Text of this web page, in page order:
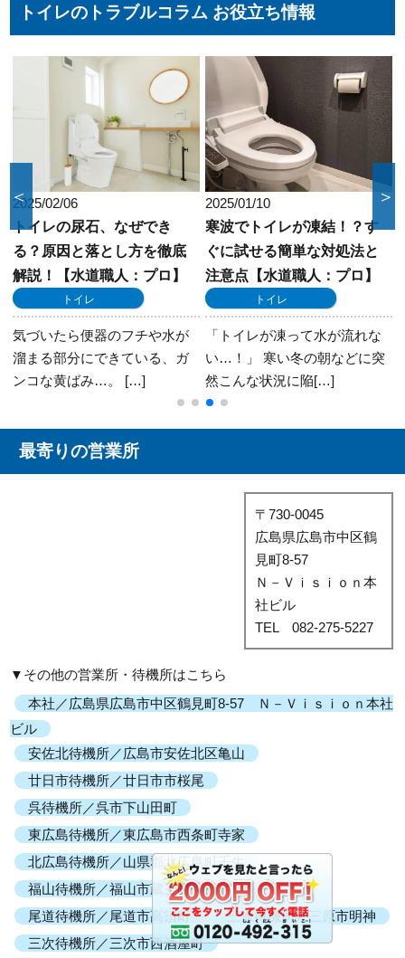
どによって使用可能な便器の種類も変わって
トイレのトラブルコラム お役立ち情報
2025/02/06
トイレの尿石、なぜでき
る？原因と落とし方を徹底
解説！【水道職人：プロ】
トイレ
気づいたら便器のフチや水が
溜まる部分にできている、ガ
ンコな黄ばみ…。 […]
2025/01/10
寒波でトイレが凍結！？す
ぐに試せる簡単な対処法と
注意点【水道職人：プロ】
トイレ
「トイレが凍って水が流れな
い…！」 寒い冬の朝などに突
然こんな状況に陥[…]
＜ ＞
最寄りの営業所
〒730-0045
広島県広島市中区鶴
見町8-57
Ｎ－Ｖｉｓｉｏｎ本
社ビル
TEL 082-275-5227
▼その他の営業所・待機所はこちら
本社／広島県広島市中区鶴見町8-57 Ｎ－Ｖｉｓｉｏｎ本社
ビル
安佐北待機所／広島市安佐北区亀山
廿日市待機所／廿日市市桜尾
呉待機所／呉市下山田町
東広島待機所／東広島市西条町寺家
北広島待機所／山県郡北広島町壬生
福山待機所／福山市蔵王町
尾道待機所／尾道市高須町
三原待機所／三原市明神
三次待機所／三次市西酒屋町